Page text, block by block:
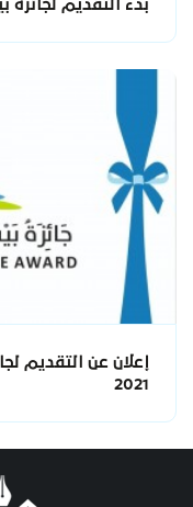
بدء التقديم لجائزة
إعلان عن التقديم
2021